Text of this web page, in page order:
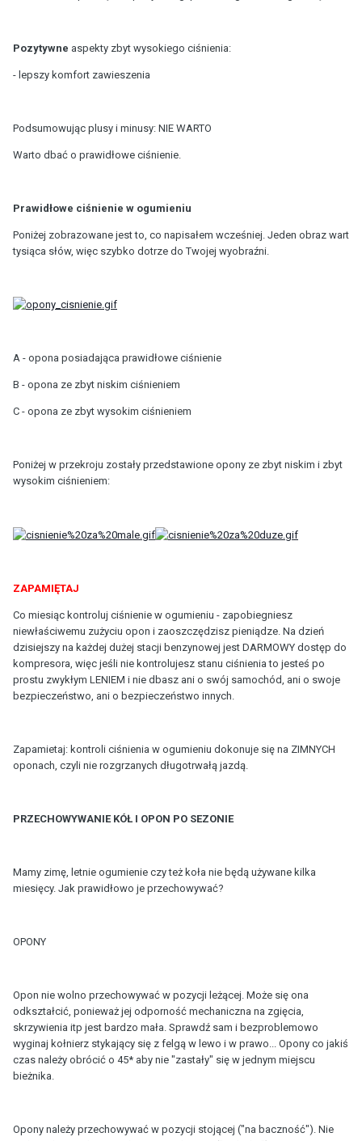
Pozytywne aspekty zbyt wysokiego ciśnienia:
- lepszy komfort zawieszenia
Podsumowując plusy i minusy: NIE WARTO
Warto dbać o prawidłowe ciśnienie.
Prawidłowe ciśnienie w ogumieniu
Poniżej zobrazowane jest to, co napisałem wcześniej. Jeden obraz wart
tysiąca słów, więc szybko dotrze do Twojej wyobraźni.
A - opona posiadająca prawidłowe ciśnienie
B - opona ze zbyt niskim ciśnieniem
C - opona ze zbyt wysokim ciśnieniem
Poniżej w przekroju zostały przedstawione opony ze zbyt niskim i zbyt
wysokim ciśnieniem:
ZAPAMIĘTAJ
Co miesiąc kontroluj ciśnienie w ogumieniu - zapobiegniesz
niewłaściwemu zużyciu opon i zaoszczędzisz pieniądze. Na dzień
dzisiejszy na każdej dużej stacji benzynowej jest DARMOWY dostęp do
kompresora, więc jeśli nie kontrolujesz stanu ciśnienia to jesteś po
prostu zwykłym LENIEM i nie dbasz ani o swój samochód, ani o swoje
bezpieczeństwo, ani o bezpieczeństwo innych.
Zapamietaj: kontroli ciśnienia w ogumieniu dokonuje się na ZIMNYCH
oponach, czyli nie rozgrzanych długotrwałą jazdą.
PRZECHOWYWANIE KÓŁ I OPON PO SEZONIE
Mamy zimę, letnie ogumienie czy też koła nie będą używane kilka
miesięcy. Jak prawidłowo je przechowywać?
OPONY
Opon nie wolno przechowywać w pozycji leżącej. Może się ona
odkształcić, ponieważ jej odporność mechaniczna na zgięcia,
skrzywienia itp jest bardzo mała. Sprawdź sam i bezproblemowo
wyginaj kołnierz stykający się z felgą w lewo i w prawo... Opony co jakiś
czas należy obrócić o 45* aby nie "zastały" się w jednym miejscu
bieżnika.
Opony należy przechowywać w pozycji stojącej ("na baczność"). Nie